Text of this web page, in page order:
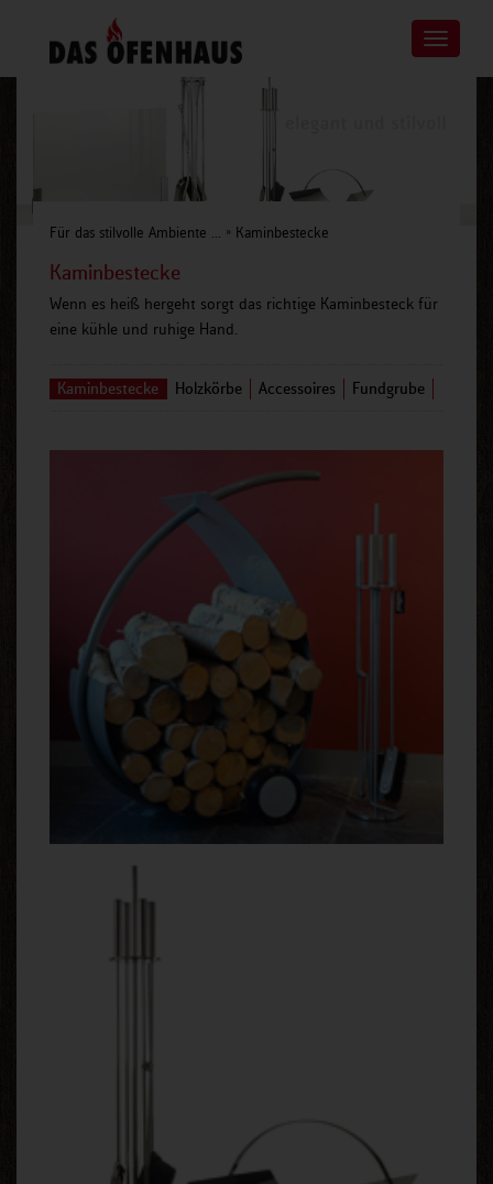
Toggle
Für das stilvolle Ambiente ... » Kaminbestecke
Kaminbestecke
Wenn es heiß hergeht sorgt das richtige Kaminbesteck für
eine kühle und ruhige Hand.
Kaminbestecke Holzkörbe Accessoires Fundgrube